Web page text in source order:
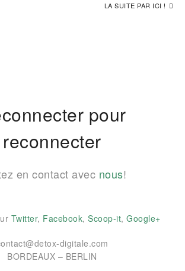
LA SUITE PAR ICI !
pour
reconnecter
en contact avec nous!
Twitter, Facebook, Scoop-it, Google+
digitale.com
BORDEAUX – BERLIN